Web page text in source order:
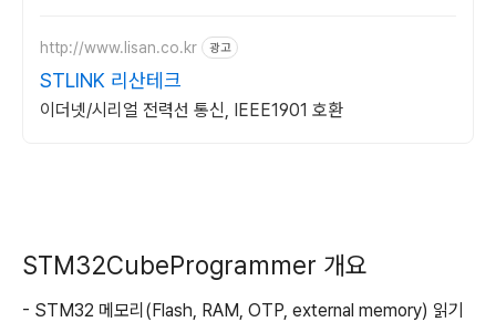
http://www.lisan.co.kr 광고
STLINK 리산테크
이더넷/시리얼 전력선 통신, IEEE1901 호환
STM32CubeProgrammer 개요
- STM32 메모리(Flash, RAM, OTP, external memory) 읽기